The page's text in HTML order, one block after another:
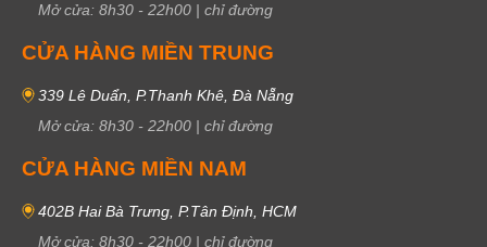
Mở cửa: 8h30 - 22h00 | chỉ đường
CỬA HÀNG MIỀN TRUNG
339 Lê Duẩn, P.Thanh Khê, Đà Nẵng
Mở cửa: 8h30 - 22h00 | chỉ đường
CỬA HÀNG MIỀN NAM
402B Hai Bà Trưng, P.Tân Định, HCM
Mở cửa: 8h30 - 22h00 | chỉ đường